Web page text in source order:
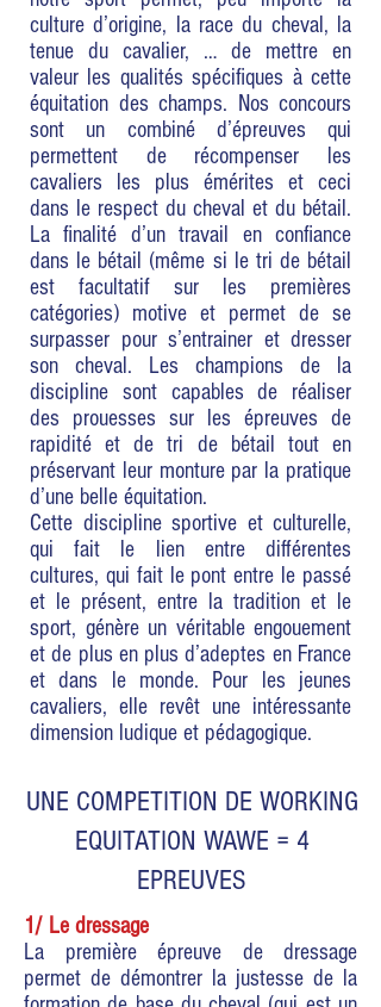
culture d’origine, la race du cheval, la
tenue du cavalier, … de mettre en
valeur les qualités spécifiques à cette
équitation des champs. Nos concours
sont un combiné d’épreuves qui
permettent de récompenser les
cavaliers les plus émérites et ceci
dans le respect du cheval et du bétail.
La finalité d’un travail en confiance
dans le bétail (même si le tri de bétail
est facultatif sur les premières
catégories) motive et permet de se
surpasser pour s’entrainer et dresser
son cheval. Les champions de la
discipline sont capables de réaliser
des prouesses sur les épreuves de
rapidité et de tri de bétail tout en
préservant leur monture par la pratique
d’une belle équitation.
Cette discipline sportive et culturelle,
qui fait le lien entre différentes
cultures, qui fait le pont entre le passé
et le présent, entre la tradition et le
sport, génère un véritable engouement
et de plus en plus d’adeptes en France
et dans le monde. Pour les jeunes
cavaliers, elle revêt une intéressante
dimension ludique et pédagogique.
UNE COMPETITION DE WORKING
EQUITATION WAWE = 4
EPREUVES
1/ Le dressage
La première épreuve de dressage
permet de démontrer la justesse de la